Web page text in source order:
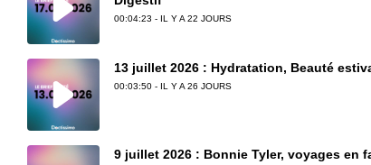
00:04:23 - IL Y A 22 JOURS
13 juillet 2026 : Hydratation, Beauté
00:03:50 - IL Y A 26 JOURS
9 juillet 2026 : Bonnie Tyler, voyages en